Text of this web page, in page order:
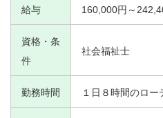
給与 160,000円～
資格・条
件
社会福祉士
勤務時間 １日８時間のロー